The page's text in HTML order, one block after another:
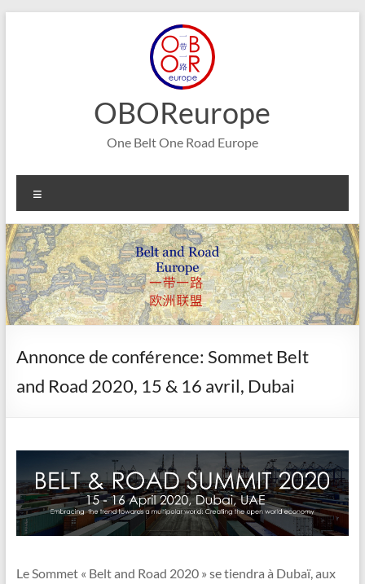
OBOReurope
One Belt One Road Europe
Annonce de conférence: Sommet Belt
and Road 2020, 15 & 16 avril, Dubai
Le Sommet « Belt and Road 2020 » se tiendra à Dubaï, aux